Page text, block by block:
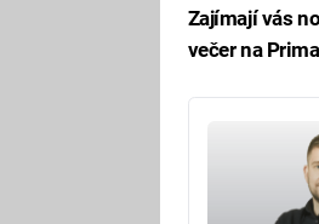
Zajímají vás
večer na